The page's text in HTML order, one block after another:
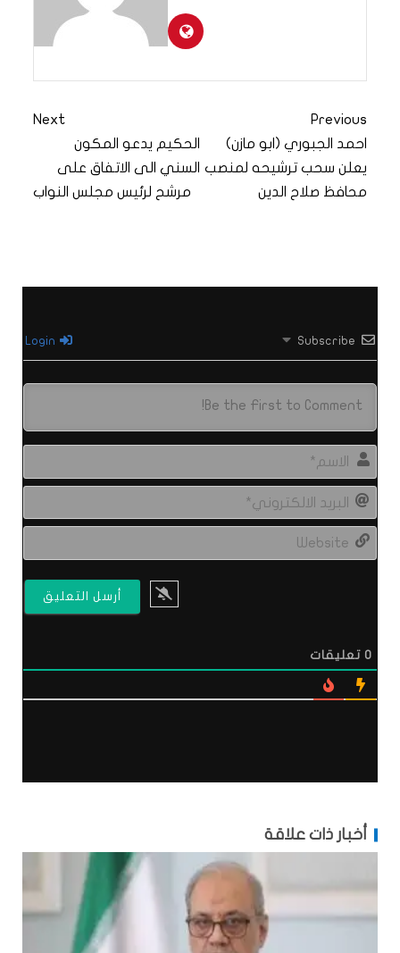
Previous
احمد الجبوري (ابو مازن)
يعلن سحب ترشيحه لمنصب
محافظ صلاح الدين
Next
الحكيم يدعو المكون
السني الى الاتفاق على
مرشح لرئيس مجلس النواب
Subscribe
0 تعليقات
أخبار ذات علاقة